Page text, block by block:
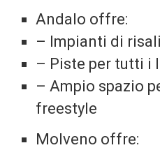
Andalo offre:
– Impianti di
– Piste per tutti i
– Ampio spazio
freestyle
Molveno offre: